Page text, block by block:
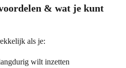
& wat je kunt
als je:
wilt inzetten